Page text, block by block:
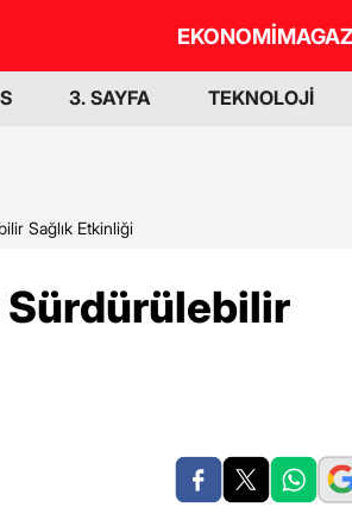
EKONOMİ
3. SAYFA TEKNOLOJİ
Sağlık Etkinliği
Sürdürülebilir